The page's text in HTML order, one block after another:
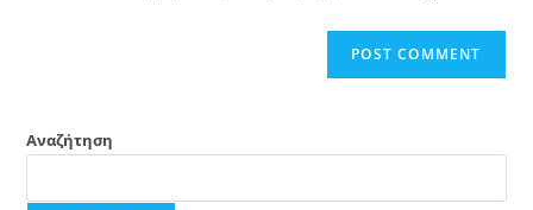
Αναζήτηση